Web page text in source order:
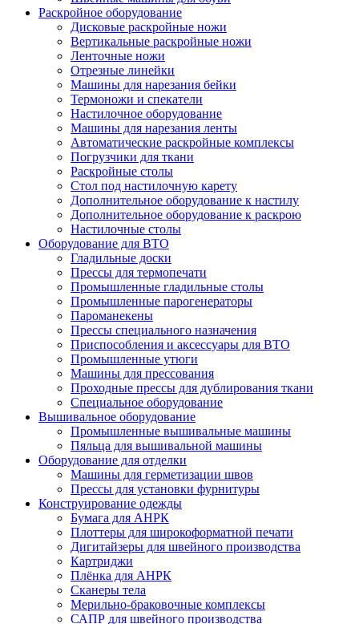
Раскройное оборудование
Дисковые раскройные ножи
Вертикальные раскройные ножи
Ленточные ножи
Отрезные линейки
Машины для нарезания бейки
Термоножи и спекатели
Настилочное оборудование
Машины для нарезания ленты
Автоматические раскройные комплексы
Погрузчики для ткани
Раскройные столы
Стол под настилочную карету
Дополнительное оборудование к настилу
Дополнительное оборудование к раскрою
Настилочные столы
Оборудование для ВТО
Гладильные доски
Прессы для термопечати
Промышленные гладильные столы
Промышленные парогенераторы
Пароманекены
Прессы специального назначения
Приспособления и аксессуары для ВТО
Промышленные утюги
Машины для прессования
Проходные прессы для дублирования ткани
Специальное оборудование
Вышивальное оборудование
Промышленные вышивальные машины
Пяльца для вышивальной машины
Оборудование для отделки
Машины для герметизации швов
Прессы для установки фурнитуры
Конструирование одежды
Бумага для АНРК
Плоттеры для широкоформатной печати
Дигитайзеры для швейного производства
Картриджи
Плёнка для АНРК
Сканеры тела
Мерильно-браковочные комплексы
САПР для швейного производства